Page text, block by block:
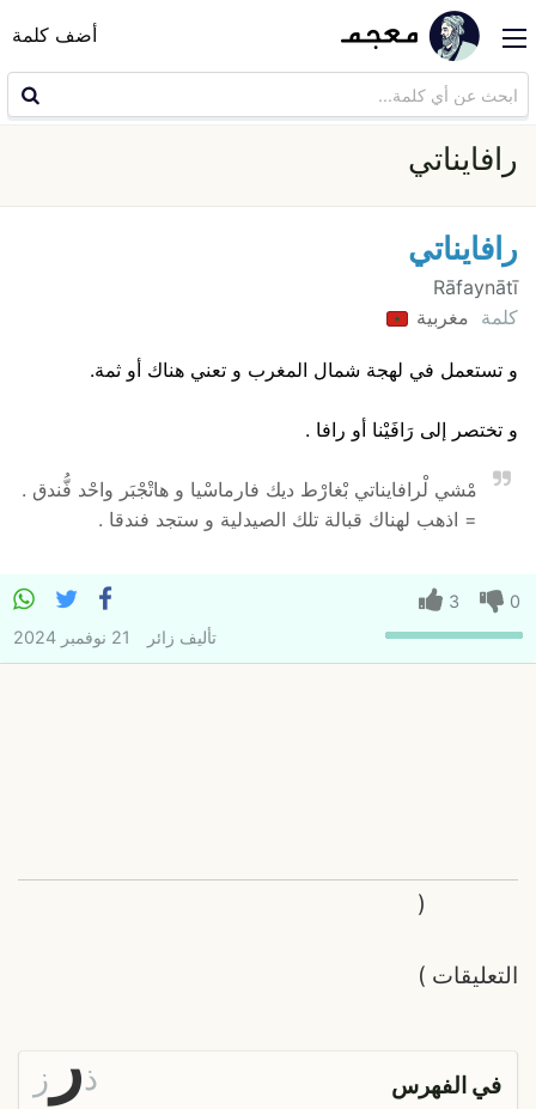
أضف كلمة
رافايناتي
رافايناتي
Rāfaynātī
كلمة مغربية
و تستعمل في لهجة شمال المغرب و تعني هناك أو ثمة.
و تختصر إلى رَافَيْنا أو رافا .
مْشي لْرافايناتي بْغارْط ديك فارماسْيا و هاتْجْبَر واحْد فُّندق .
= اذهب لهناك قبالة تلك الصيدلية و ستجد فندقا .
0
3
تأليف زائر 21 نوفمبر 2024
التعليقات
(
)
في الفهرس ذر ز